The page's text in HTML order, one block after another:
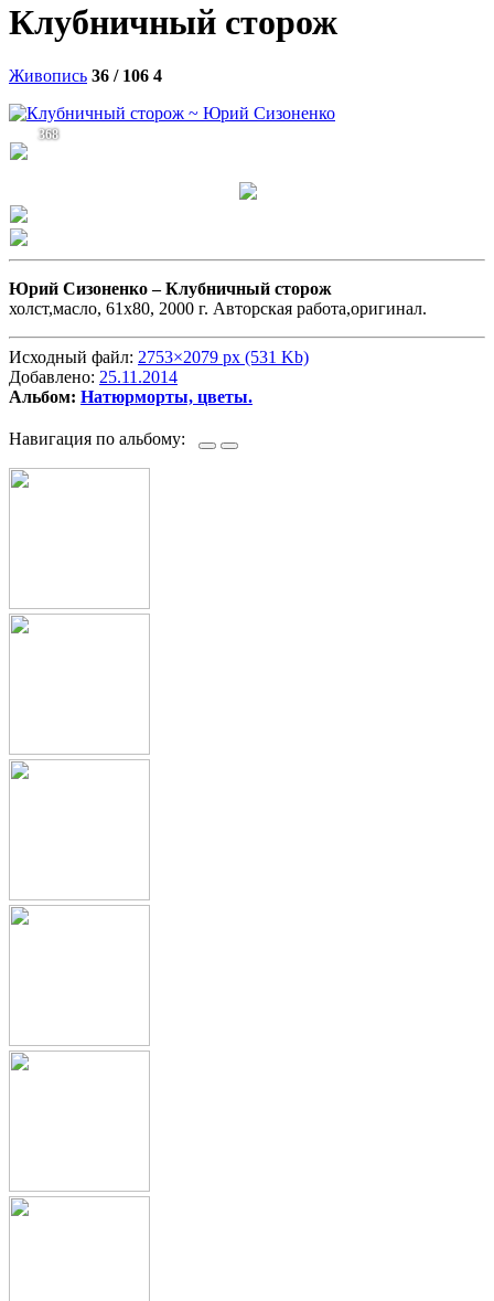
Клубничный сторож
Живопись 36 / 106 4
368
Юрий Сизоненко –Клубничный сторож
холст,масло, 61х80, 2000 г. Авторская работа,оригинал.
Исходный файл: 2753×2079 px (531 Kb)
Добавлено: 25.11.2014
Альбом: Натюрморты, цветы.
Навигация по альбому: